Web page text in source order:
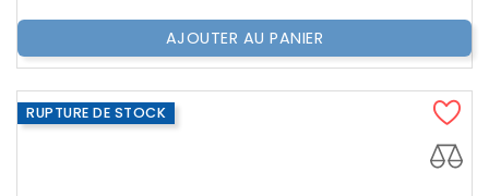
AJOUTER AU PANIER
RUPTURE DE STOCK